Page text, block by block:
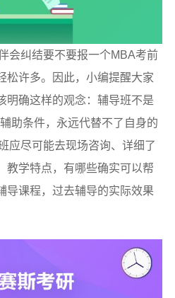
会纠结要不要报一个MBA考前
松许多。因此，小编提醒大家
明确这样的观念：辅导班不是
助条件，永远代替不了自身的
应尽可能去现场咨询、详细了
教学特点，有哪些确实可以帮
导课程，过去辅导的实际效果